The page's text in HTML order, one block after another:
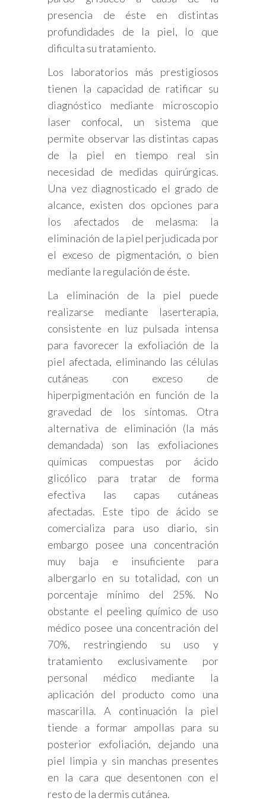
presencia de éste en distintas
profundidades de la piel, lo que
dificulta su tratamiento.
Los laboratorios más prestigiosos
tienen la capacidad de ratificar su
diagnóstico mediante microscopio
laser confocal, un sistema que
permite observar las distintas capas
de la piel en tiempo real sin
necesidad de medidas quirúrgicas.
Una vez diagnosticado el grado de
alcance, existen dos opciones para
los afectados de melasma: la
eliminación de la piel perjudicada por
el exceso de pigmentación, o bien
mediante la regulación de éste.
La eliminación de la piel puede
realizarse mediante laserterapia,
consistente en luz pulsada intensa
para favorecer la exfoliación de la
piel afectada, eliminando las células
cutáneas con exceso de
hiperpigmentación en función de la
gravedad de los síntomas. Otra
alternativa de eliminación (la más
demandada) son las exfoliaciones
químicas compuestas por ácido
glicólico para tratar de forma
efectiva las capas cutáneas
afectadas. Este tipo de ácido se
comercializa para uso diario, sin
embargo posee una concentración
muy baja e insuficiente para
albergarlo en su totalidad, con un
porcentaje mínimo del 25%. No
obstante el peeling químico de uso
médico posee una concentración del
70%, restringiendo su uso y
tratamiento exclusivamente por
personal médico mediante la
aplicación del producto como una
mascarilla. A continuación la piel
tiende a formar ampollas para su
posterior exfoliación, dejando una
piel limpia y sin manchas presentes
en la cara que desentonen con el
resto de la dermis cutánea.